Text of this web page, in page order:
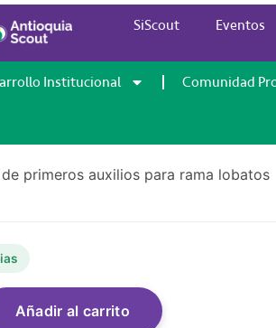
SiScout Eventos
Institucional Comunidad
manada
primeros auxilios para rama lobatos
Añadir al carrito